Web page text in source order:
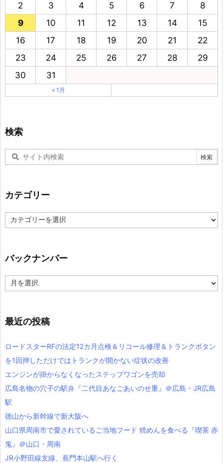
2 3 4 5 6 7
8
9
10 11 12 13 14
15
16
17 18 19 20 21
22
23
24 25 26 27 28
29
30
31
« 1月
検索
カテゴリー
テ
ー
バックナンバー
ッ
ン
バ
最近の投稿
ロードスターRFの法定12カ月点検＆リコール修理＆トランクボタン
を1回押しただけではトランクが開かない症状の改善
エンジンが掛からなくなったステップワゴンを売却
広島名物の穴子の駅弁『二代目あなごあいのせ重』＠広島・JR広島
駅
徳山から新幹線で新大阪へ
山口県周南市で愛されているご当地フード 焼めんを食べる『喫茶 赤
鬼』＠山口・周南
JR小野田線支線、長門本山駅へ行く